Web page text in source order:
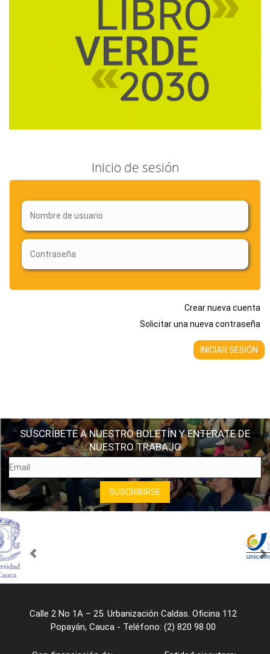
Inicio de sesión
Crear nueva cuenta
Solicitar una nueva contraseña
SUSCRÍBETE A NUESTRO BOLETÍN Y ENTÉRATE DE
NUESTRO TRABAJO
Calle 2 No 1A – 25. Urbanización Caldas. Oficina 112
Popayán, Cauca - Teléfono: (2) 820 98 00